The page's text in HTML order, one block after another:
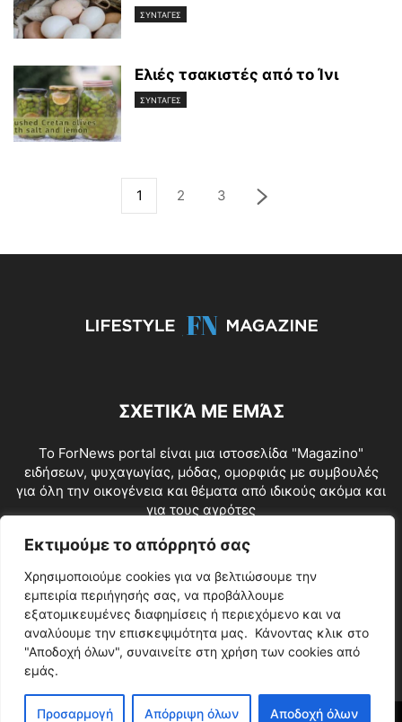
Εκτιμούμε το απόρρητό σας
Χρησιμοποιούμε cookies για να βελτιώσουμε την
εμπειρία περιήγησής σας, να προβάλλουμε
εξατομικευμένες διαφημίσεις ή περιεχόμενο και να
αναλύουμε την επισκεψιμότητα μας. Κάνοντας κλικ στο
"Αποδοχή όλων", συναινείτε στη χρήση των cookies από
εμάς.
Προσαρμογή Απόρριψη όλων Αποδοχή όλων
ΣΥΝΤΑΓΕΣ
Ελιές τσακιστές από το Ίνι
ΣΥΝΤΑΓΕΣ
1 2 3
ΣΧΕΤΙΚΆ ΜΕ ΕΜΆΣ
To ForNews portal είναι μια ιστοσελίδα "Μagazino"
ειδήσεων, ψυχαγωγίας, μόδας, ομορφιάς με συμβουλές
για όλη την οικογένεια και θέματα από ιδικούς ακόμα και
για τους αγρότες
Επικοινωνία:info@fornews.gr
ΑΚΟΛΟΥΘΗΣΕ ΜΑΣ